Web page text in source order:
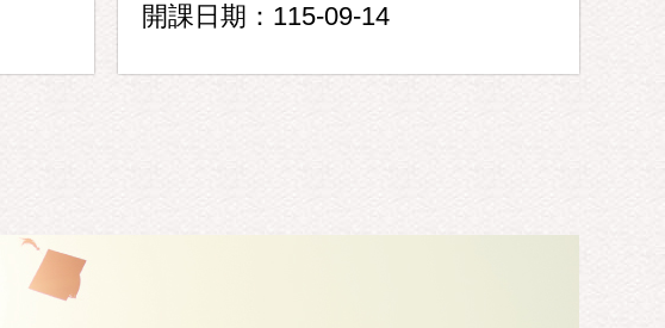
開課日期：115-09-14